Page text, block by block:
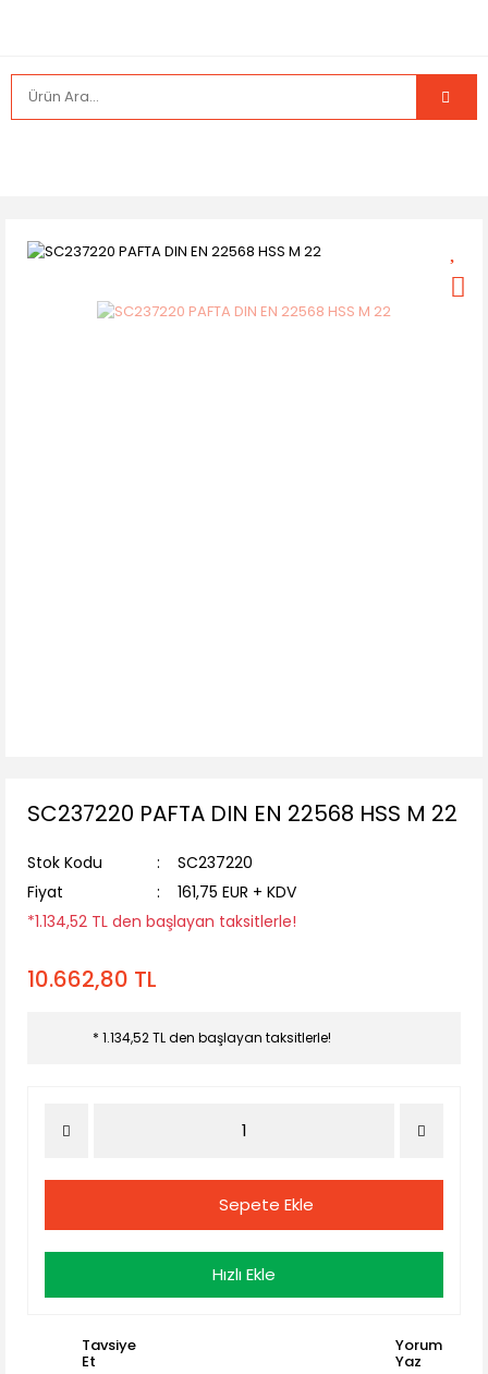
SC237220 PAFTA DIN EN 22568 HSS M 22
Stok Kodu
SC237220
Fiyat
161,75 EUR + KDV
*1.134,52 TL den başlayan taksitlerle!
10.662,80 TL
* 1.134,52 TL den başlayan taksitlerle!
Sepete Ekle
Hızlı Ekle
Tavsiye
Et
Yorum
Yaz